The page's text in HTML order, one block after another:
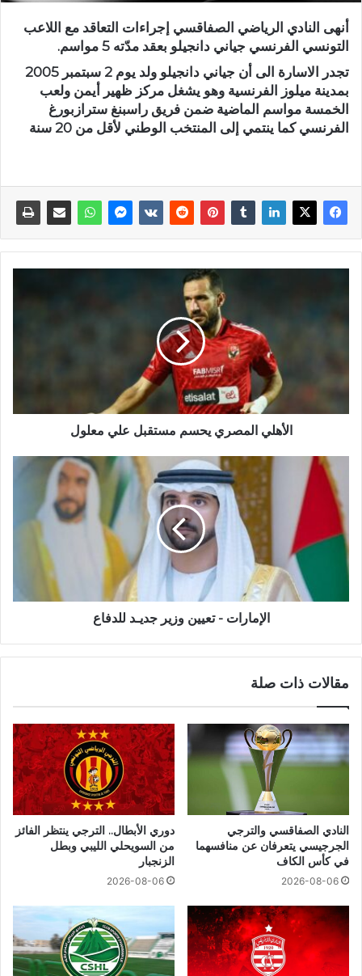
أنهى النادي الرياضي الصفاقسي إجراءات التعاقد مع اللاعب
التونسي الفرنسي جياني دانجيلو بعقد مدّته 5 مواسم.
تجدر الاسارة الى أن جياني دانجيلو ولد يوم 2 سبتمبر 2005
بمدينة ميلوز الفرنسية وهو يشغل مركز ظهير أيمن ولعب
الخمسة مواسم الماضية ضمن فريق راسبنغ سترازبورغ
الفرنسي كما ينتمي إلى المنتخب الوطني لأقل من 20 سنة
الأهلي المصري يحسم مستقبل علي معلول
الإمارات - تعيين وزير جديـد للدفاع
مقالات ذات صلة
النادي الصفاقسي والترجي
الجرجيسي يتعرفان عن منافسهما
في كأس الكاف
2026-08-06
دوري الأبطال.. الترجي ينتظر الفائز
من السويحلي الليبي وبطل
الزنجبار
2026-08-06